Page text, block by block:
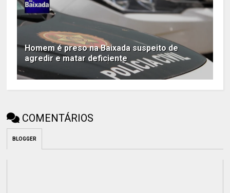
Homem é preso na Baixada suspeito de
agredir e matar deficiente
COMENTÁRIOS
BLOGGER